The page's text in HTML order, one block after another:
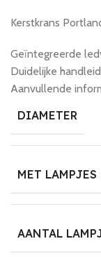
Kerstkrans
Geïntegreerde
Duidelijke
Aanvullende
DIAMETER
MET LAMPJES
AANTAL